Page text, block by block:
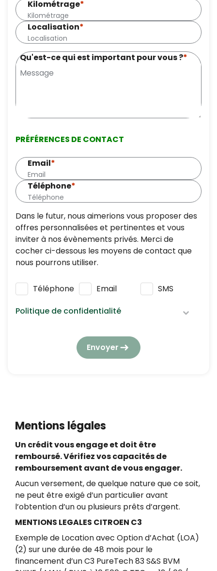
Kilométrage*
Localisation*
Qu'est-ce qui est important pour vous ?*
PRÉFÉRENCES DE CONTACT
Email*
Téléphone*
Dans le futur, nous aimerions vous proposer des
offres personnalisées et pertinentes et vous
inviter à nos évènements privés. Merci de
cocher ci-dessous les moyens de contact que
nous pourrons utiliser.
Téléphone Email
SMS
Politique de confidentialité
Nous respectons vos données personnelles :
elles seront utilisées et traitées conformément
politique de confidentialité
tout moment à être démarché par téléphone,
en vous inscrivant gratuitement sur
https://www.bloctel.gouv.fr/.
Envoyer
Mentions légales
Un crédit vous engage et doit être
remboursé. Vérifiez vos capacités de
remboursement avant de vous engager.
Aucun versement, de quelque nature que ce soit,
ne peut être exigé d’un particulier avant
l’obtention d’un ou plusieurs prêts d’argent.
MENTIONS LEGALES CITROEN C3
Exemple de Location avec Option d’Achat (LOA)
(2) sur une durée de 48 mois pour le
financement d’un C3 PureTech 83 S&S BVM